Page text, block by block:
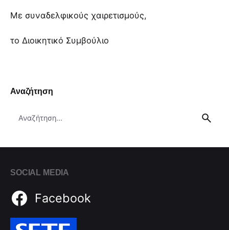
Με συναδελφικούς χαιρετισμούς,
το Διοικητικό Συμβούλιο
Αναζήτηση
for
SOCIAL MEDIA
Facebook